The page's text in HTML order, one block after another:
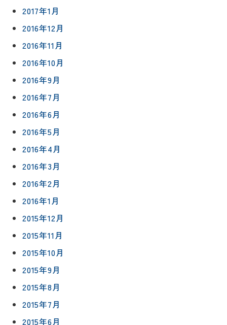
2017年1月
2016年12月
2016年11月
2016年10月
2016年9月
2016年7月
2016年6月
2016年5月
2016年4月
2016年3月
2016年2月
2016年1月
2015年12月
2015年11月
2015年10月
2015年9月
2015年8月
2015年7月
2015年6月